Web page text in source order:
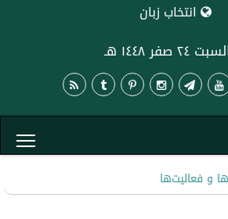
انتخاب زبان
٢٤ صفر ١٤٤٨ هـ
و فعاليت‌ها